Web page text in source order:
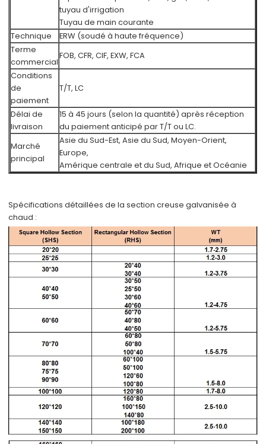
tuyau d'irrigation
Tuyau de main courante
Technique
ERW (soudé à haute fréquence)
Terme
commercial
FOB, CFR, CIF, EXW, FCA
Conditions
de
paiement
T/T, LC
Délai de
livraison
15 à 45 jours (selon la quantité) après réception
du paiement anticipé par T/T ou LC.
Marché
principal
Asie du Sud-Est, Asie du Sud, Moyen-Orient,
Europe,
Amérique centrale et du Sud, Afrique et Océanie
Spécifications détaillées de la section creuse galvanisée à
chaud :